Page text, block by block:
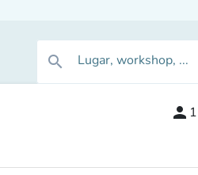
search Lugar, workshop, ...
person 1